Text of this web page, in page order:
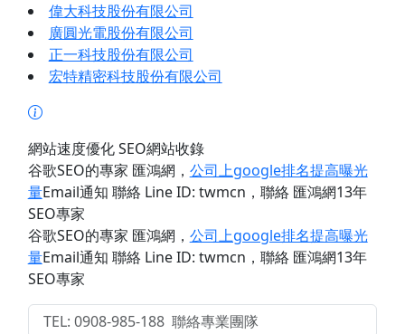
偉大科技股份有限公司
廣圓光電股份有限公司
正一科技股份有限公司
宏特精密科技股份有限公司
網站速度優化 SEO網站收錄
谷歌SEO的專家 匯鴻網 ， 公司上google排名提高曝光
量Email通知 聯絡 Line ID: twmcn ，聯絡 匯鴻網13年
SEO專家
谷歌SEO的專家 匯鴻網 ， 公司上google排名提高曝光
量Email通知 聯絡 Line ID: twmcn ，聯絡 匯鴻網13年
SEO專家